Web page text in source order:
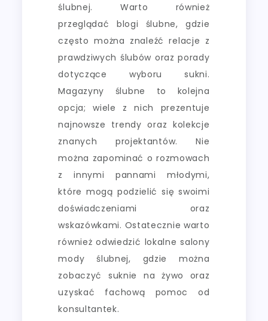
ślubnej. Warto również
przeglądać blogi ślubne, gdzie
często można znaleźć relacje z
prawdziwych ślubów oraz porady
dotyczące wyboru sukni.
Magazyny ślubne to kolejna
opcja; wiele z nich prezentuje
najnowsze trendy oraz kolekcje
znanych projektantów. Nie
można zapominać o rozmowach
z innymi pannami młodymi,
które mogą podzielić się swoimi
doświadczeniami oraz
wskazówkami. Ostatecznie warto
również odwiedzić lokalne salony
mody ślubnej, gdzie można
zobaczyć suknie na żywo oraz
uzyskać fachową pomoc od
konsultantek.